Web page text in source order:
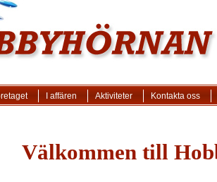
I affären Aktiviteter Kontakta oss
Välkommen till